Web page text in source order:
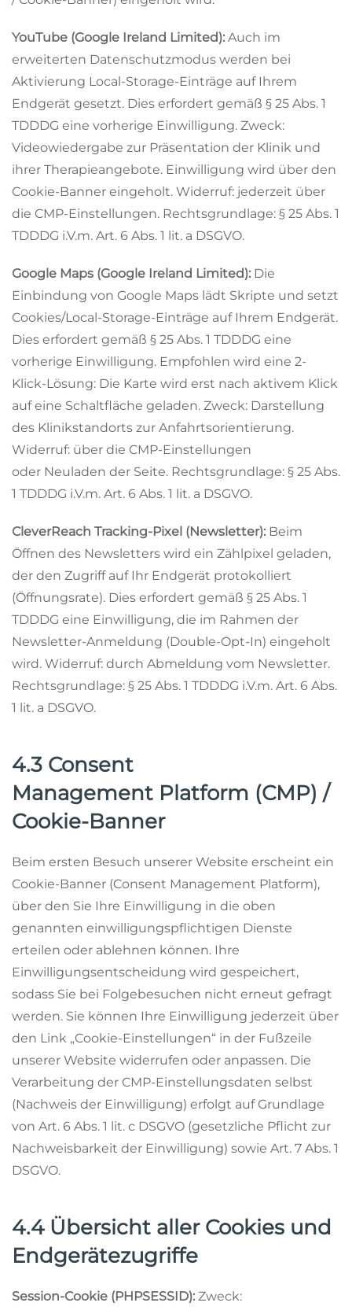
YouTube (Google Ireland Limited): Auch im
erweiterten Datenschutzmodus werden bei
Aktivierung Local-Storage-Einträge auf Ihrem
Endgerät gesetzt. Dies erfordert gemäß § 25 Abs. 1
TDDDG eine vorherige Einwilligung. Zweck:
Videowiedergabe zur Präsentation der Klinik und
ihrer Therapieangebote. Einwilligung wird über den
Cookie-Banner eingeholt. Widerruf: jederzeit über
die CMP-Einstellungen. Rechtsgrundlage: § 25 Abs. 1
TDDDG i.V.m. Art. 6 Abs. 1 lit. a DSGVO.
Google Maps (Google Ireland Limited): Die
Einbindung von Google Maps lädt Skripte und setzt
Cookies/Local-Storage-Einträge auf Ihrem Endgerät.
Dies erfordert gemäß § 25 Abs. 1 TDDDG eine
vorherige Einwilligung. Empfohlen wird eine 2-
Klick-Lösung: Die Karte wird erst nach aktivem Klick
auf eine Schaltfläche geladen. Zweck: Darstellung
des Klinikstandorts zur Anfahrtsorientierung.
Widerruf: über die CMP-Einstellungen
oder Neuladen der Seite. Rechtsgrundlage: § 25 Abs.
1 TDDDG i.V.m. Art. 6 Abs. 1 lit. a DSGVO.
CleverReach Tracking-Pixel (Newsletter): Beim
Öffnen des Newsletters wird ein Zählpixel geladen,
der den Zugriff auf Ihr Endgerät protokolliert
(Öffnungsrate). Dies erfordert gemäß § 25 Abs. 1
TDDDG eine Einwilligung, die im Rahmen der
Newsletter-Anmeldung (Double-Opt-In) eingeholt
wird. Widerruf: durch Abmeldung vom Newsletter.
Rechtsgrundlage: § 25 Abs. 1 TDDDG i.V.m. Art. 6 Abs.
1 lit. a DSGVO.
4.3 Consent
Management Platform (CMP) /
Cookie-Banner
Beim ersten Besuch unserer Website erscheint ein
Cookie-Banner (Consent Management Platform),
über den Sie Ihre Einwilligung in die oben
genannten einwilligungspflichtigen Dienste
erteilen oder ablehnen können. Ihre
Einwilligungsentscheidung wird gespeichert,
sodass Sie bei Folgebesuchen nicht erneut gefragt
werden. Sie können Ihre Einwilligung jederzeit über
den Link „Cookie-Einstellungen“ in der Fußzeile
unserer Website widerrufen oder anpassen. Die
Verarbeitung der CMP-Einstellungsdaten selbst
(Nachweis der Einwilligung) erfolgt auf Grundlage
von Art. 6 Abs. 1 lit. c DSGVO (gesetzliche Pflicht zur
Nachweisbarkeit der Einwilligung) sowie Art. 7 Abs. 1
DSGVO.
4.4 Übersicht aller Cookies und
Endgerätezugriffe
Session-Cookie (PHPSESSID): Zweck: